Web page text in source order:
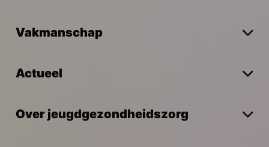
Vakmanschap
Actueel
Over jeugdgezondheidszorg